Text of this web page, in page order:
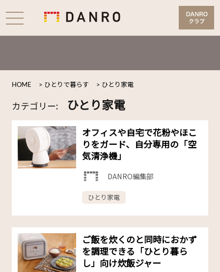
HOME > ひとりで暮らす > ひとり家電
カテゴリー: ひとり家電
オフィスや自宅で花粉やほこ
りをガード、自分専用の「空
気清浄機」
DANRO編集部
ひとり家電
ご飯を炊くのと同時におかず
を調理できる「ひとり暮ら
し」向け炊飯ジャー